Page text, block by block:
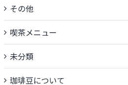
その他
喫茶メニュー
未分類
珈琲豆について